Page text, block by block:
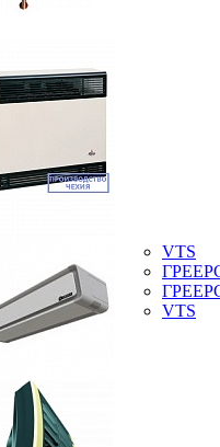
VTS
VTS